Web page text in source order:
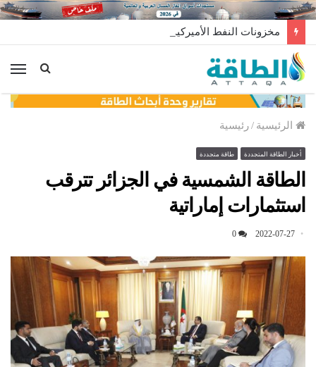
الرئيسية /رئيسية
أخبار الطاقة المتجددة طاقة متجددة
الطاقة الشمسية في الجزائر تترقب
استثمارات إماراتية
2022-07-27
0